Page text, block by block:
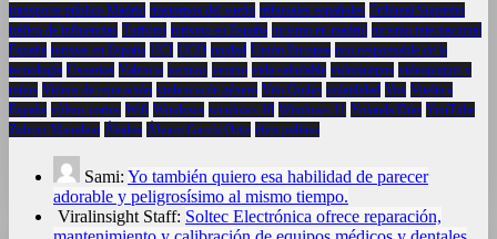
transporte público Madrid trastornos del sueño tribunales españoles Tribunal Supremo
tráfico de influencias Turismo turismo en España turismo en madrid turismo internacional
España turistas en España UCI UCO unidad Unión Europea uso responsable de la
tecnología Usuarios Valencia vecinos verano vida saludable videojuegos videojuegos y
niños Videos de reparación violencia de género Vito Quiles volatilidad Vox Vuelta a
España vídeos cortos Wifi Windows windows 10 Windows 11 Yolanda Díaz YouTube
Zohran Mamdani Ábalos Álvaro García Ortiz ética política
Sami: Yo también quiero esa habilidad de parecer
adorable y peligrosísimo al mismo tiempo.
Viralinsight Staff: Soltec Electrónica ofrece reparación,